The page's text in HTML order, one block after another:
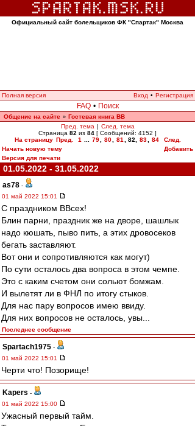
Официальный сайт болельщиков ФК "Спартак" Москва
Полная версия Вход • Регистрация
FAQ • Поиск
Общение на сайте » Гостевая книга ВВ
Пред. тема | След. тема
Страница 82 из 84 [ Сообщений: 4152 ]
На страницу Пред. 1 79 80 81 82 83 84
След.
Начать новую тему
Добавить
Версия для печати
01.05.2022 - 31.05.2022
as78 -
01 май 2022 15:01
С праздником ВВсех!
Блин парни, праздник же на дворе, шашлык
надо кюшать, пыво пить, а этих дровосеков
бегать заставляют.
Вот они и сопротивляются как могут)
По сути осталось два вопроса в этом чемпе.
Это с каким счетом они сольют бомжам.
И вылетят ли в ФНЛ по итогу стыков.
Для нас пару вопросов имею ввиду.
Для них вопросов не осталось, увы...
Последнее сообщение
Spartach1975 -
01 май 2022 15:01
Черти что! Позорище!
Kapers -
01 май 2022 15:00
Ужасный первый тайм.